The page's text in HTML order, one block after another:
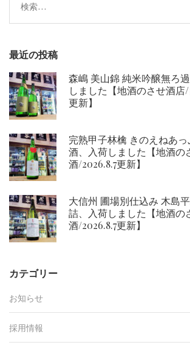
シ
ョ
検
索:
最近の投稿
森嶋 美山錦 純米吟醸無ろ
しました【地酒のさせ酒店
更新】
完熟甲子林檎 きのえねあ
酒、入荷しました【地酒の
酒/2026.8.7更新】
大信州 圃場別仕込み 木島
詰、入荷しました【地酒の
酒/2026.8.7更新】
カテゴリー
お知らせ
採用情報